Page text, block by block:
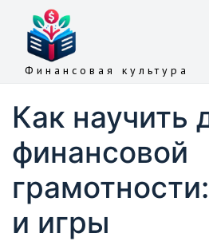
Финансовая культура
Как научить
финансовой
и игры